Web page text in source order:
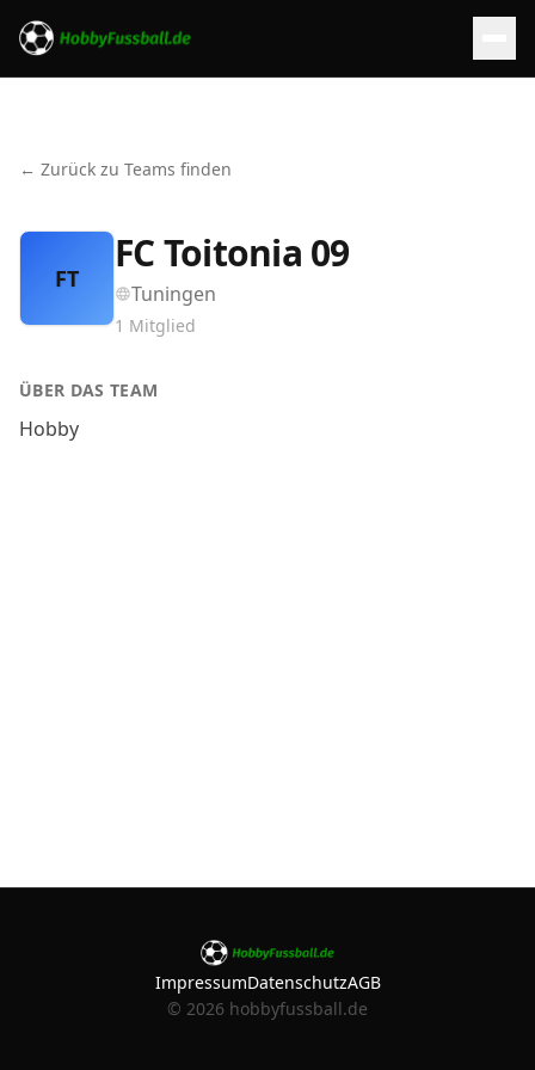
← Zurück zu Teams finden
FT
FC Toitonia 09
Tuningen
1 Mitglied
ÜBER DAS TEAM
Hobby
ImpressumDatenschutzAGB
© 2026 hobbyfussball.de